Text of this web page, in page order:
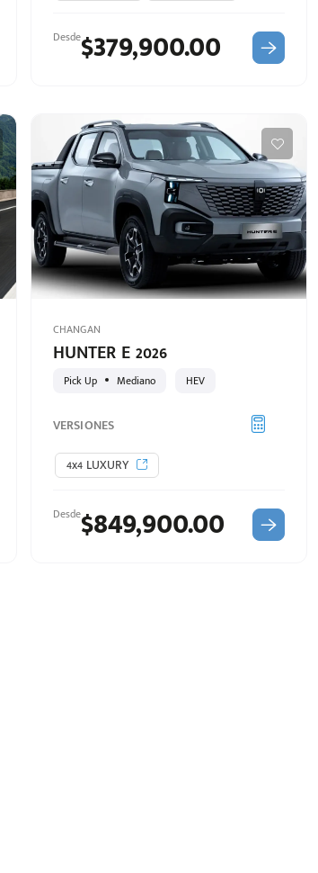
$379,900.00
Desde
HUNTER E 2026
CHANGAN
Pick Up Mediano HEV
VERSIONES
4x4 LUXURY
$849,900.00
Desde